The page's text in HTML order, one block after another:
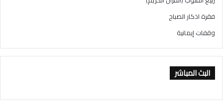
فقرة اذكار الصباح
وقفات إيمانية
البث المباشر